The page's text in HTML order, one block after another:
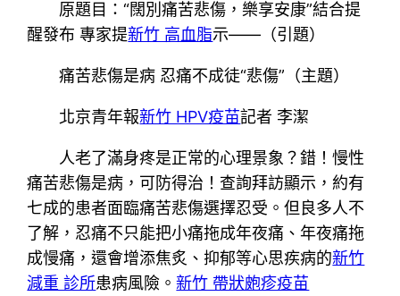
原題目：“闊別痛苦悲傷，樂享安康”結合提
醒發布 專家提新竹 高血脂示——（引題）
痛苦悲傷是病 忍痛不成徒“悲傷”（主題）
北京青年報新竹 HPV疫苗記者 李潔
人老了滿身疼是正常的心理景象？錯！慢性
痛苦悲傷是病，可防得治！查詢拜訪顯示，約有
七成的患者面臨痛苦悲傷選擇忍受。但良多人不
了解，忍痛不只能把小痛拖成年夜痛、年夜痛拖
成慢痛，還會增添焦炙、抑郁等心思疾病的新竹
減重 診所患病風險。新竹 帶狀皰疹疫苗